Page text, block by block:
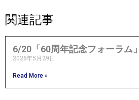
関連記事
6/20「60周年記念フォーラム
2026年5月29日
Read More »